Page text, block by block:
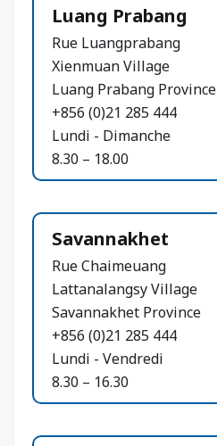
Luang Prabang
Rue Luangprabang
Xienmuan Village
Luang Prabang Province
+856 (0)21 285 444
Lundi - Dimanche
8.30 – 18.00
Savannakhet
Rue Chaimeuang
Lattanalangsy Village
Savannakhet Province
+856 (0)21 285 444
Lundi - Vendredi
8.30 – 16.30